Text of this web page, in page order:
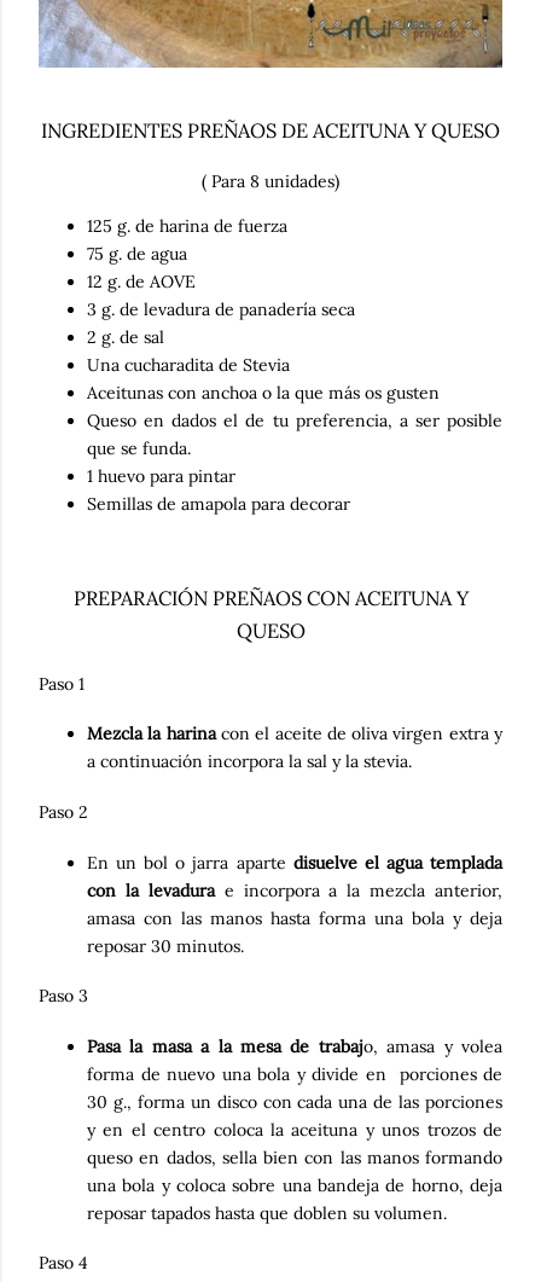
INGREDIENTES PREÑAOS DE ACEITUNA Y QUESO
( Para 8 unidades)
125 g. de harina de fuerza
75 g. de agua
12 g. de AOVE
3 g. de levadura de panadería seca
2 g. de sal
Una cucharadita de Stevia
Aceitunas con anchoa o la que más os gusten
Queso en dados el de tu preferencia, a ser posible
que se funda.
1 huevo para pintar
Semillas de amapola para decorar
PREPARACIÓN PREÑAOS CON ACEITUNA Y
QUESO
Paso 1
Mezcla la harinacon el aceite de oliva virgen extra y
a continuación incorpora la sal y la stevia.
Paso 2
En un bol o jarra aparte disuelve el agua templada
con la levadurae incorpora a la mezcla anterior,
amasa con las manos hasta forma una bola y deja
reposar 30 minutos.
Paso 3
Pasa la masa a la mesa de trabajo, amasa y volea
forma de nuevo una bola y divide en porciones de
30 g., forma un disco con cada una de las porciones
y en el centro coloca la aceituna y unos trozos de
queso en dados, sella bien con las manos formando
una bola y coloca sobre una bandeja de horno, deja
reposar tapados hasta que doblen su volumen.
Paso 4